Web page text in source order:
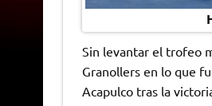
Sin levantar el trofeo
Granollers en lo que
Acapulco tras la